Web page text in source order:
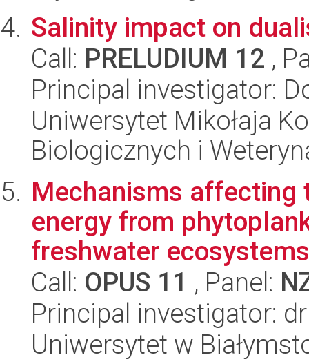
Salinity impact on
Call: PRELUDIUM 12 ,
Principal investigator:
Uniwersytet Mikołaja
Biologicznych i
Mechanisms affecting
energy from
freshwater
Call: OPUS 11 , Panel:
Principal investigator:
Uniwersytet w